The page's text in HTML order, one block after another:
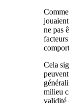
ne pas
Cela
milieu
validité